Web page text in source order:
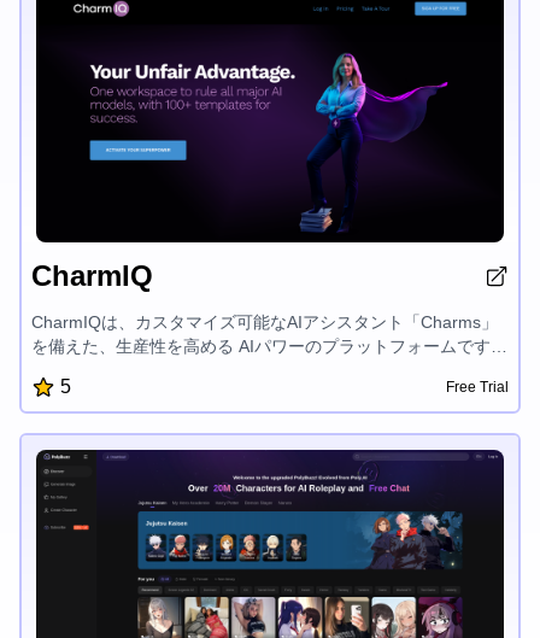
CharmIQ
CharmIQは、カスタマイズ可能なAIアシスタント「Charms」
を備えた、生産性を高める AIパワーのプラットフォームです。
ーションを提供し、ワークフローを加速化します。ファイルの
統合、セキュアなデータ管理、リアルタイムのチームコラボレ
達成をサポートします。
5 Free Trial